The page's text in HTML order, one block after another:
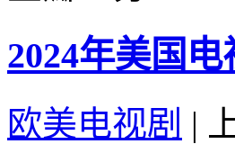
2024年美国
欧美电视剧 |